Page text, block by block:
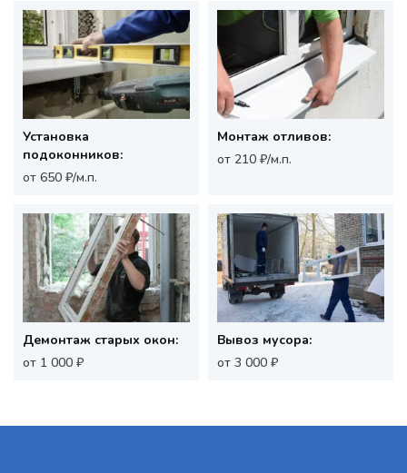
Установка
подоконников:
от 650 ₽/м.п.
Монтаж отливов:
от 210 ₽/м.п.
Демонтаж старых окон:
от 1 000 ₽
Вывоз мусора:
от 3 000 ₽